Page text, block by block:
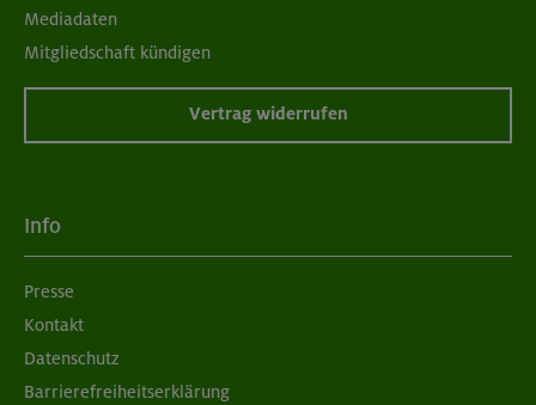
Mediadaten
Mitgliedschaft kündigen
Vertrag widerrufen
Info
Presse
Kontakt
Datenschutz
Barrierefreiheitserklärung